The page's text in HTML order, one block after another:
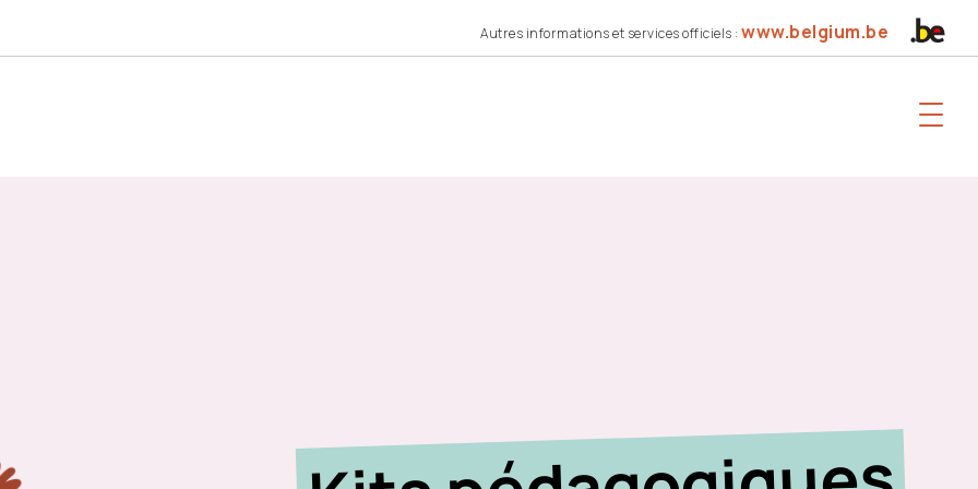
Autres informations et services officiels :www.belgium.be